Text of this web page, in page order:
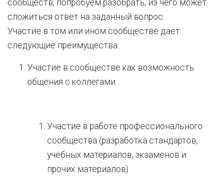
сообществ, попробуем разобрать, из чего может
сложиться ответ на заданный вопрос.
Участие в том или ином сообществе даёт
следующие преимущества.
Участие в сообществе как возможность
общения с коллегами.
Участие в работе профессионального
сообщества (разработка стандартов,
учебных материалов, экзаменов и
прочих материалов)